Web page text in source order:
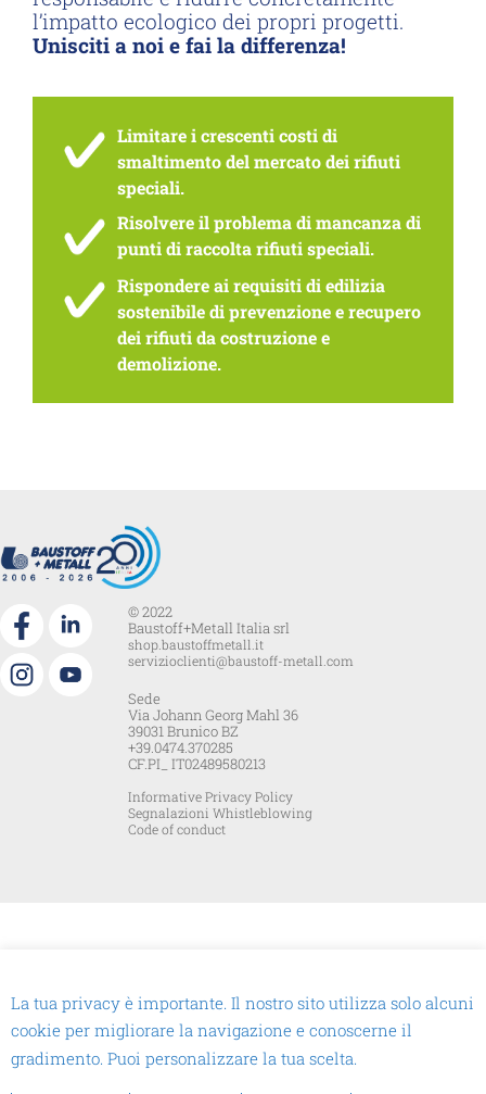
l’impatto ecologico dei propri progetti.
Unisciti a noi e fai la differenza!
Limitare i crescenti costi di
smaltimento del mercato dei rifiuti
speciali.
Risolvere il problema di mancanza di
punti di raccolta rifiuti speciali.
Rispondere ai requisiti di edilizia
sostenibile di prevenzione e recupero
dei rifiuti da costruzione e
demolizione.
© 2022
Baustoff+Metall Italia srl
shop.baustoffmetall.it
servizioclienti@baustoff-metall.com
Sede
Via Johann Georg Mahl 36
39031 Brunico BZ
+39.0474.370285
CF.PI_ IT02489580213
Informative Privacy Policy
Segnalazioni Whistleblowing
Code of conduct
La tua privacy è importante. Il nostro sito utilizza solo alcuni
cookie per migliorare la navigazione e conoscerne il
gradimento. Puoi personalizzare la tua scelta.